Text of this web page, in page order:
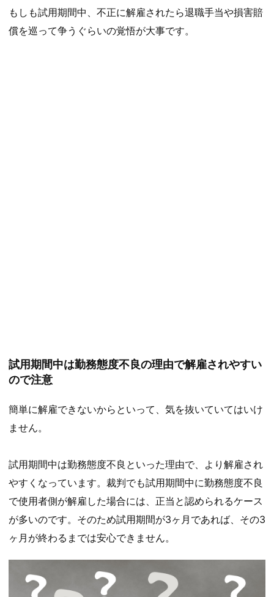
もしも試用期間中、不正に解雇されたら退職手当や損害賠
償を巡って争うぐらいの覚悟が大事です。
試用期間中は勤務態度不良の理由で解雇されやすい
ので注意
簡単に解雇できないからといって、気を抜いていてはいけ
ません。
試用期間中は勤務態度不良といった理由で、より解雇され
やすくなっています。裁判でも試用期間中に勤務態度不良
で使用者側が解雇した場合には、正当と認められるケース
が多いのです。そのため試用期間が3ヶ月であれば、その3
ヶ月が終わるまでは安心できません。